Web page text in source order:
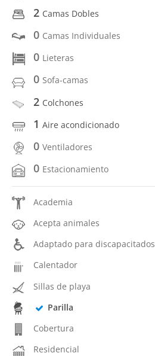
2 Camas Dobles
0 Camas Individuales
0 Lieteras
0 Sofa-camas
2 Colchones
1 Aire acondicionado
0 Ventiladores
0 Estacionamiento
Academia
Acepta animales
Adaptado para discapacitados
Calentador
Sillas de playa
Parilla
Cobertura
Residencial